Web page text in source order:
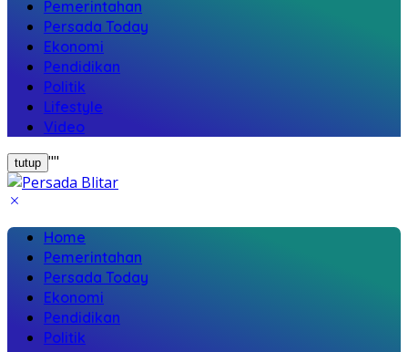
Pemerintahan
Persada Today
Ekonomi
Pendidikan
Politik
Lifestyle
Video
tutup ""
Home
Pemerintahan
Persada Today
Ekonomi
Pendidikan
Politik